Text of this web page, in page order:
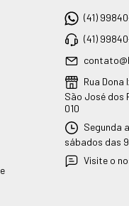
(41)
(41)
Rua Dona
São José dos
010
Segunda
sábados das
Visite o